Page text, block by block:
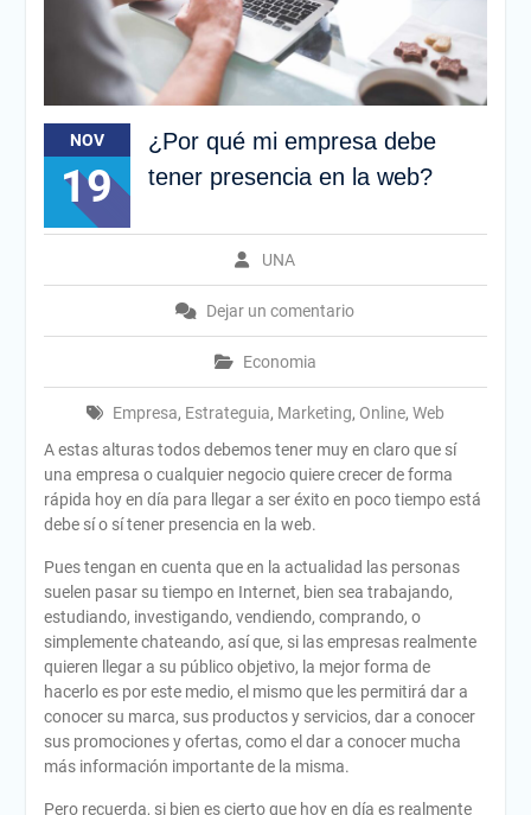
NOV
19
¿Por qué mi empresa debe
tener presencia en la web?
UNA
Dejar un comentario
Economia
Empresa, Estrateguia, Marketing, Online, Web
A estas alturas todos debemos tener muy en claro que sí
una empresa o cualquier negocio quiere crecer de forma
rápida hoy en día para llegar a ser éxito en poco tiempo está
debe sí o sí tener presencia en la web.
Pues tengan en cuenta que en la actualidad las personas
suelen pasar su tiempo en Internet, bien sea trabajando,
estudiando, investigando, vendiendo, comprando, o
simplemente chateando, así que, si las empresas realmente
quieren llegar a su público objetivo, la mejor forma de
hacerlo es por este medio, el mismo que les permitirá dar a
conocer su marca, sus productos y servicios, dar a conocer
sus promociones y ofertas, como el dar a conocer mucha
más información importante de la misma.
Pero recuerda, si bien es cierto que hoy en día es realmente